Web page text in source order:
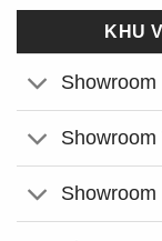
KHU